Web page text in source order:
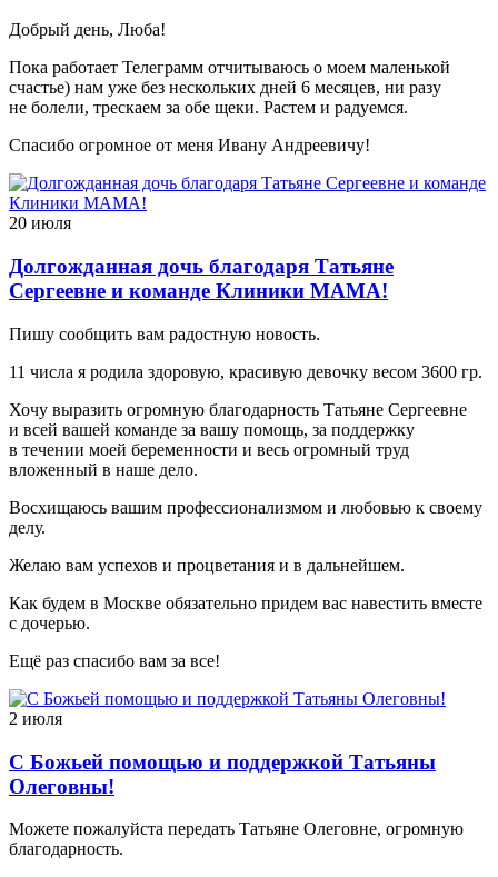
Добрый день, Люба!
Пока работает Телеграмм отчитываюсь о моем маленькой
счастье) нам уже без нескольких дней 6 месяцев, ни разу
не болели, трескаем за обе щеки. Растем и радуемся.
Спасибо огромное от меня Ивану Андреевичу!
20 июля
Долгожданная дочь благодаря Татьяне
Сергеевне и команде Клиники МАМА!
Пишу сообщить вам радостную новость.
11 числа я родила здоровую, красивую девочку весом 3600 гр.
Хочу выразить огромную благодарность Татьяне Сергеевне
и всей вашей команде за вашу помощь, за поддержку
в течении моей беременности и весь огромный труд
вложенный в наше дело.
Восхищаюсь вашим профессионализмом и любовью к своему
делу.
Желаю вам успехов и процветания и в дальнейшем.
Как будем в Москве обязательно придем вас навестить вместе
с дочерью.
Ещё раз спасибо вам за все!
2 июля
С Божьей помощью и поддержкой Татьяны
Олеговны!
Можете пожалуйста передать Татьяне Олеговне, огромную
благодарность.